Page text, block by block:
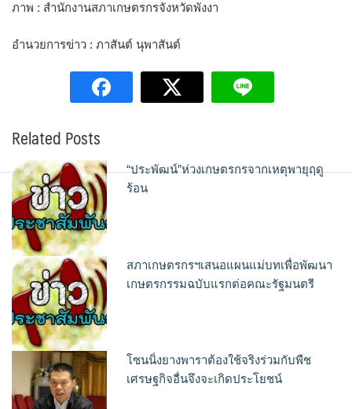
ภาพ : สำนักงานสภาเกษตรกรจังหวัดพังงา
อำนวยการข่าว : ภาสันต์ นุพาสันต์
Related Posts
“ประพัฒน์”ห่วงเกษตรกรจากเหตุพายุฤดู
ร้อน
สภาเกษตรกรฯเสนอแผนแม่บทเพื่อพัฒนา
เกษตรกรรมฉบับแรกต่อคณะรัฐมนตรี
โซนนิ่งยางพาราต้องใช้จริงร่วมกับพืช
เศรษฐกิจอื่นจึงจะเกิดประโยชน์